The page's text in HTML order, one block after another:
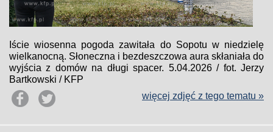
Iście wiosenna pogoda zawitała do Sopotu w niedzielę
wielkanocną. Słoneczna i bezdeszczowa aura skłaniała do
wyjścia z domów na długi spacer. 5.04.2026 / fot. Jerzy
Bartkowski / KFP
więcej zdjęć z tego tematu »